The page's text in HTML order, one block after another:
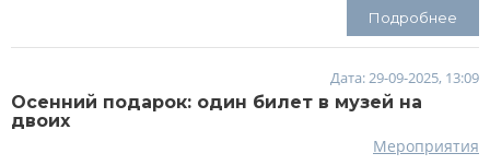
Подробнее
Дата: 29-09-2025, 13:09
Осенний подарок: один билет в музей на
двоих
Мероприятия